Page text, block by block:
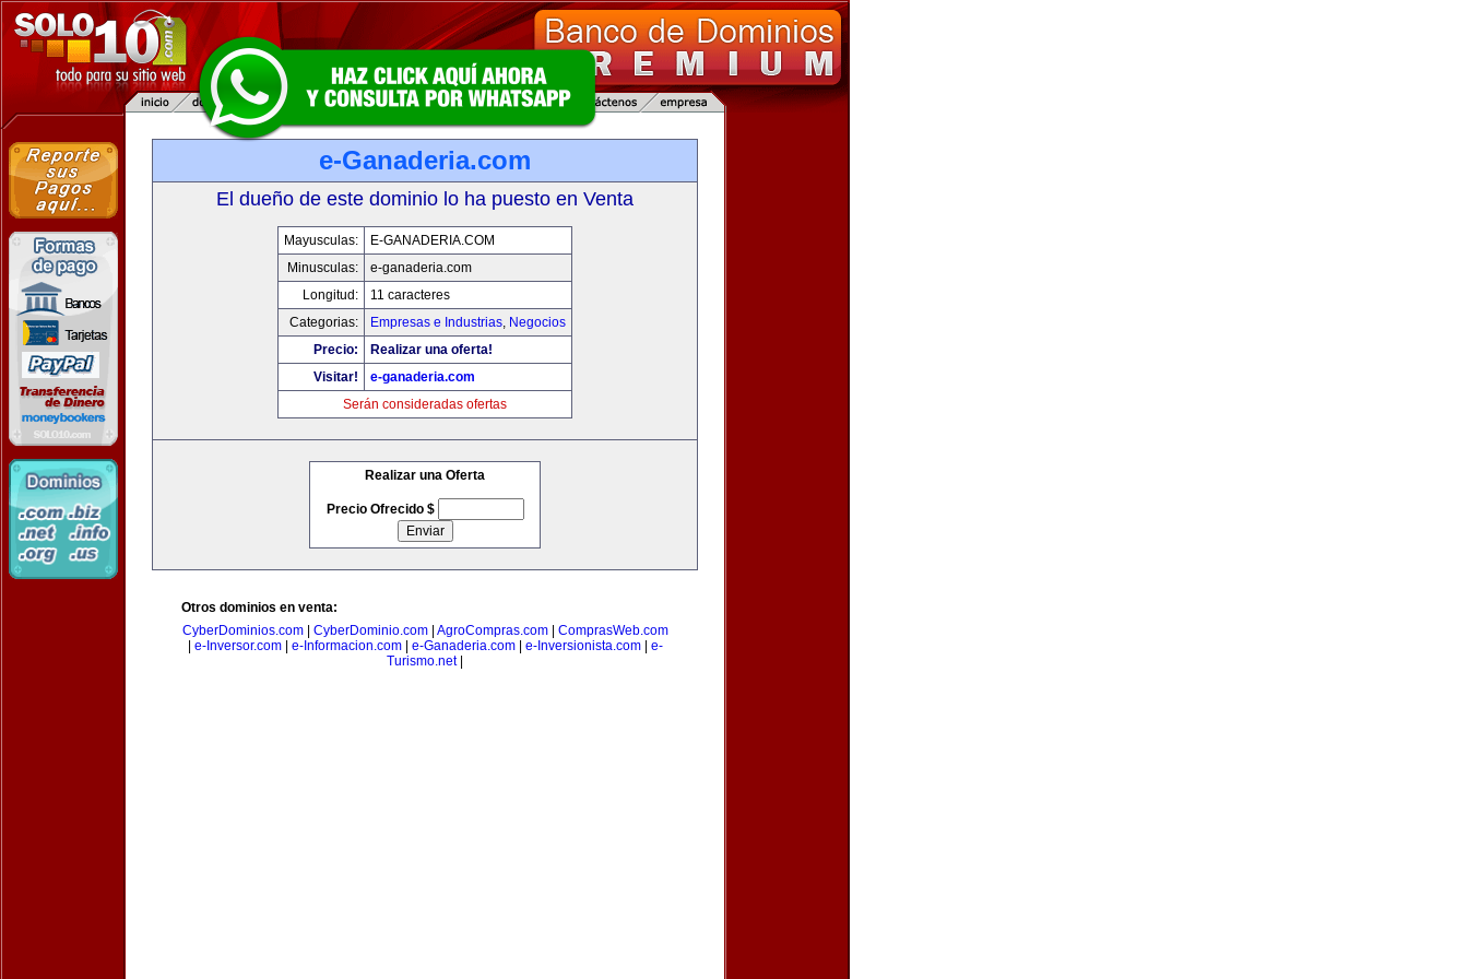
e-Ganaderia.com
El dueño de este dominio lo ha puesto en Venta
Mayusculas:
E-GANADERIA.COM
Minusculas:
e-ganaderia.com
Longitud:
11 caracteres
Categorias:
Empresas e Industrias, Negocios
Precio:
Realizar una oferta!
Visitar!
e-ganaderia.com
Serán consideradas ofertas
Realizar una Oferta
Precio Ofrecido $
Otros dominios en venta:
CyberDominios.com| CyberDominio.com| AgroCompras.com| ComprasWeb.com
e-Inversor.com| e-Informacion.com| e-Ganaderia.com| e-Inversionista.com| e-
Turismo.net|